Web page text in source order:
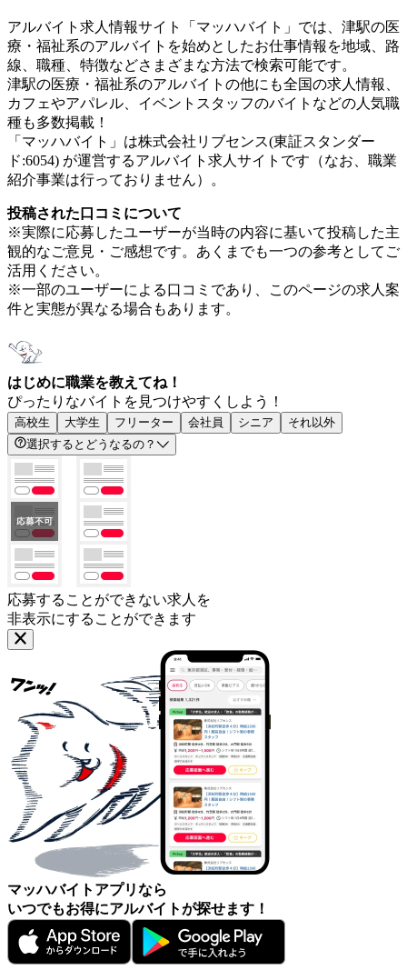
アルバイト求人情報サイト「マッハバイト」では、津駅の医
療・福祉系のアルバイトを始めとしたお仕事情報を地域、路
線、職種、特徴などさまざまな方法で検索可能です。
津駅の医療・福祉系のアルバイトの他にも全国の求人情報、
カフェやアパレル、イベントスタッフのバイトなどの人気職
種も多数掲載！
「マッハバイト」は株式会社リブセンス(東証スタンダー
ド:6054) が運営するアルバイト求人サイトです（なお、職業
紹介事業は行っておりません）。
投稿された口コミについて
※実際に応募したユーザーが当時の内容に基いて投稿した主
観的なご意見・ご感想です。あくまでも一つの参考としてご
活用ください。
※一部のユーザーによる口コミであり、このページの求人案
件と実態が異なる場合もあります。
はじめに職業を教えてね！
ぴったりなバイトを見つけやすくしよう！
高校生 大学生 フリーター 会社員 シニア
それ以外
選択するとどうなるの？
応募することができない求人を
非表示にすることができます
マッハバイトアプリなら
いつでもお得にアルバイトが探せます！